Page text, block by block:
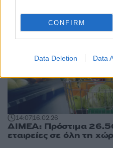
CONFIRM
Data Deletion Data
14:0716.02.26
ΔΙΜΕΑ: Πρόστιμα
εταιρείες σε όλη τη